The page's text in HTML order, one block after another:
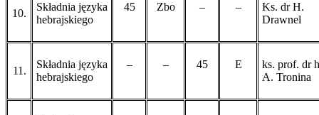
10.
Składnia języka
hebrajskiego
45 Zbo – –
Ks. dr H.
Drawnel
11.
Składnia języka
hebrajskiego
– – 45 E
ks. prof. dr
A. Tronina